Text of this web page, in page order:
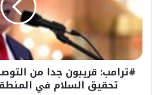
التوصل
إلى
اتفاق
شأنه
تحقيق
#ترامب: قريبون جدا من
تحقيق السلام في